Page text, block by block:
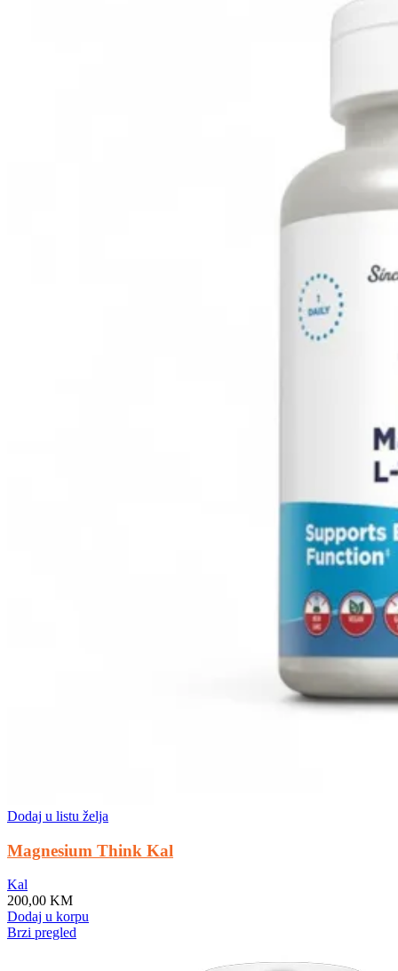
Dodaj u listu želja
Magnesium Think Kal
Kal
200,00 KM
Dodaj u korpu
Brzi pregled